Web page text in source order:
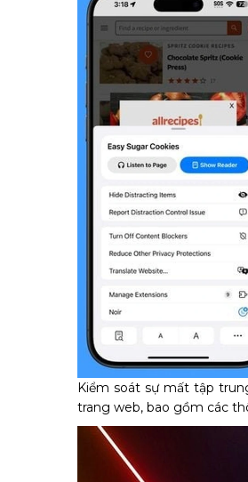
Kiểm soát sự mất tập
trang web, bao gồm các